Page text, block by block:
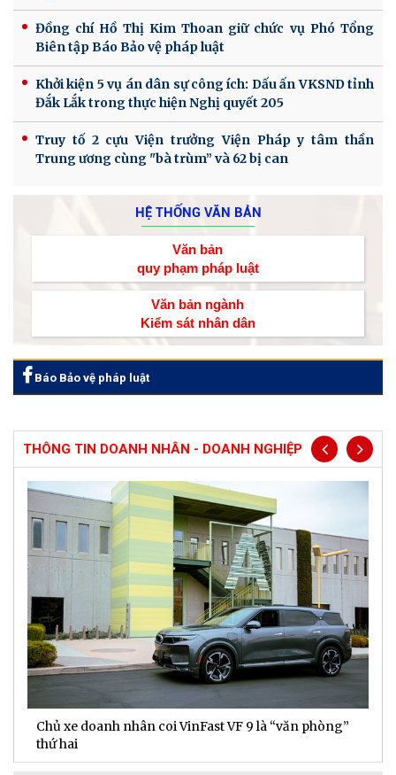
Đồng chí Hồ Thị Kim Thoan giữ chức vụ Phó Tổng
Biên tập Báo Bảo vệ pháp luật
Khởi kiện 5 vụ án dân sự công ích: Dấu ấn VKSND tỉnh
Đắk Lắk trong thực hiện Nghị quyết 205
Truy tố 2 cựu Viện trưởng Viện Pháp y tâm thần
Trung ương cùng "bà trùm” và 62 bị can
HỆ THỐNG VĂN BẢN
Văn bản
quy phạm pháp luật
Văn bản ngành
Kiểm sát nhân dân
Báo Bảo vệ pháp luật
THÔNG TIN DOANH NHÂN - DOANH NGHIỆP
Chủ xe doanh nhân coi VinFast VF 9 là “văn phòng”
thứ hai